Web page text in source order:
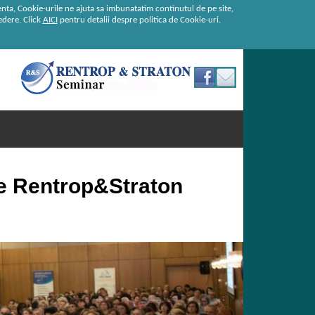
Cookie-urile ne ajuta sa imbunatatim continutul de pe site,
Click AICIpentru detalii despre politica de Cookie-uri.
Rentrop&Straton